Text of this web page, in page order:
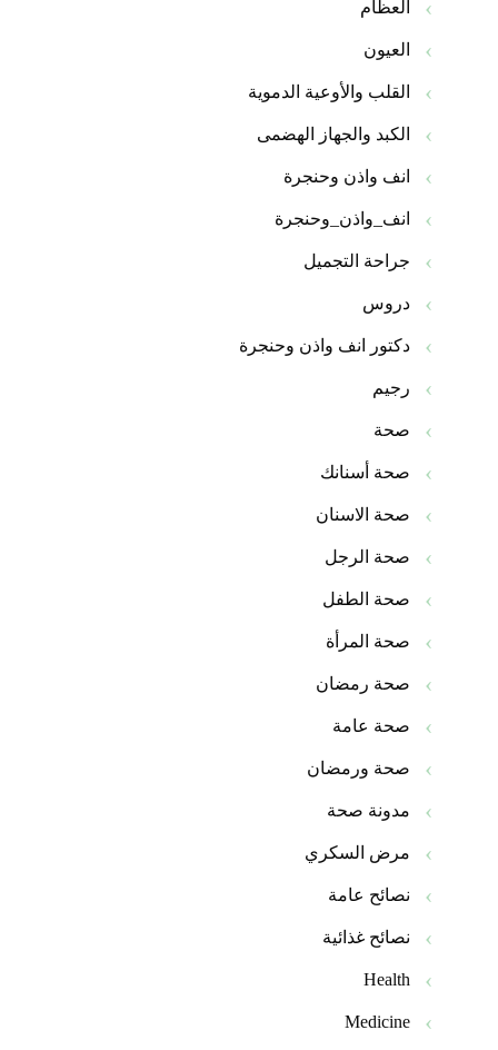
العظام
العيون
القلب والأوعية الدموية
الكبد والجهاز الهضمى
انف واذن وحنجرة
انف_واذن_وحنجرة
جراحة التجميل
دروس
دكتور انف واذن وحنجرة
رجيم
صحة
صحة أسنانك
صحة الاسنان
صحة الرجل
صحة الطفل
صحة المرأة
صحة رمضان
صحة عامة
صحة ورمضان
مدونة صحة
مرض السكري
نصائح عامة
نصائح غذائية
Health
Medicine